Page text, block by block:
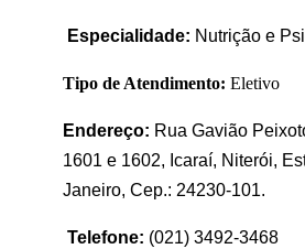
Especialidade: Nutrição e
Tipo de Atendimento: Eletivo
Endereço: Rua Gavião
1601 e 1602, Icaraí, Niterói,
Janeiro, Cep.: 24230-101.
Telefone: (021) 3492-3468